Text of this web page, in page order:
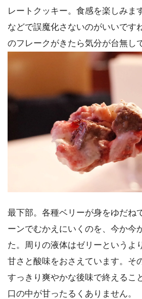
レートクッキー。食感を楽しみま
などで誤魔化さないのがいいです
のフレークがきたら気分が台無し
最下部。各種ベリーが身をゆだね
ーンでむかえにいくのを、今か今
た。周りの液体はゼリーというよ
甘さと酸味をおさえています。そ
すっきり爽やかな後味で終えるこ
口の中が甘ったるくありません。